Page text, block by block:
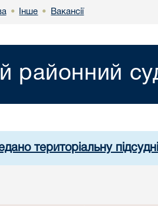
• Інше • Вакансії
районний
територіальну